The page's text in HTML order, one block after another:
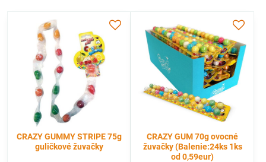
CRAZY GUMMY STRIPE 75g
guličkové žuvačky
CRAZY GUM 70g ovocné
žuvačky (Balenie:24ks 1ks
od 0,59eur)